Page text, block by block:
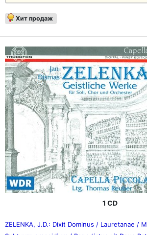
Хит продаж
1 CD
ZELENKA, J.D.: Dixit Dominus / Lauretanae /